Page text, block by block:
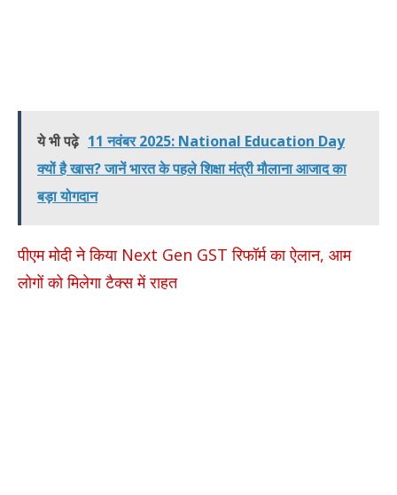
ये भी पढ़े 11 नवंबर 2025: National Education Day
क्यों है खास? जानें भारत के पहले शिक्षा मंत्री मौलाना आजाद का
बड़ा योगदान
पीएम मोदी ने किया Next Gen GST रिफॉर्म का ऐलान, आम
लोगों को मिलेगा टैक्स में राहत